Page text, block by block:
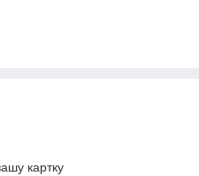
картку